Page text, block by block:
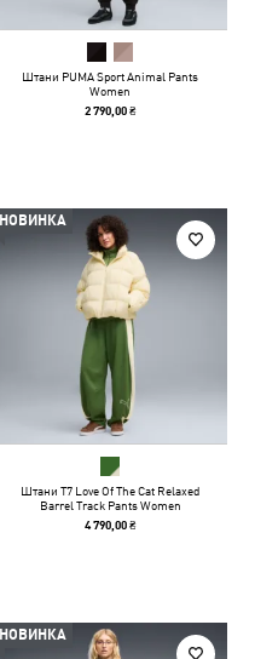
Штани PUMA Sport Animal Pants
Women
2 790,00 ₴
НОВИНКА
Штани T7 Love Of The Cat Relaxed
Barrel Track Pants Women
4 790,00 ₴
НОВИНКА